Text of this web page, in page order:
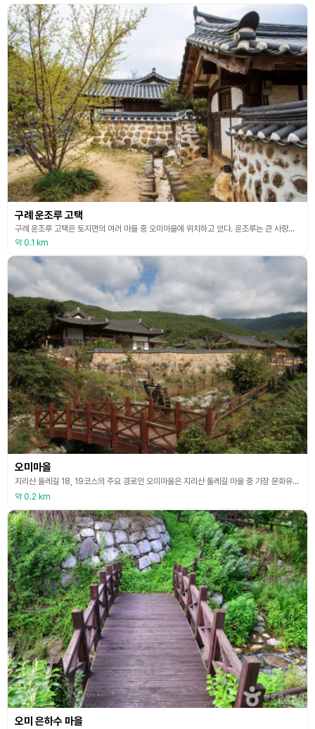
구례 운조루 고택
구례 운조루 고택은 토지면의 여러 마을 중 오미마을에 위치하고 있다. 운조루는 큰 사랑채의 이름으로 구름 속에 새처럼 숨어 사는 집이라는 뜻을 가지고 있다. 이 건물은 본래 대구 사람인 류이주가 금환락지의 명당에 매료되어 은퇴하면 이곳에 머물 것을 결심하고 시작하여 7년이라는 세월 동안 건축하였다고 한다. 처음에는 73칸 집이었지만 화재와 시간이 흐름에 따라 일부가 소실되어 현재는 2007년 문화재청의 실측 조사에 따르면 63칸이 보존되고 있다. 이 고
약 0.1 km
오미마을
지리산 둘레길 18, 19코스의 주요 경로인 오미마을은 지리산 둘레길 마을 중 가장 문화유산이 많은 곳이다. 오미마을 들판은 ‘종자뜰’이라고 불리는데, 지리산 일대에 홍수나 가뭄이 들어 곡식 농사를 망치더라도 이곳 오미마을 들판만은 씨앗을 건질 수 있다 하여 붙은 이름이라고 한다. 농촌체험 특히 전통 한옥체험을 하기에 좋은 곳으로 고택이 약 40채가 있고, 집마다 깨끗하게 정비되어 있다. 오미마을의 고택 운조루는 꽤 유명한 곳인데 ‘타인능해(他人能解)’
약 0.2 km
오미 은하수 마을